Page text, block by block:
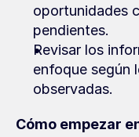
oportunidades
pendientes.
Revisar los
enfoque según
observadas.
Cómo empezar